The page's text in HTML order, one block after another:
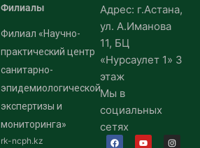
Филиалы
Филиал «Научно-
практический центр
санитарно-
эпидемиологической
экспертизы и
мониторинга»
rk-ncph.kz
Адрес: г.Астана,
ул. А.Иманова
11, БЦ
«Нурсаулет 1» 3
этаж
Мы в
социальных
сетях